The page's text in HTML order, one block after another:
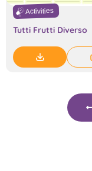
Activities
Tutti Frutti Diverso